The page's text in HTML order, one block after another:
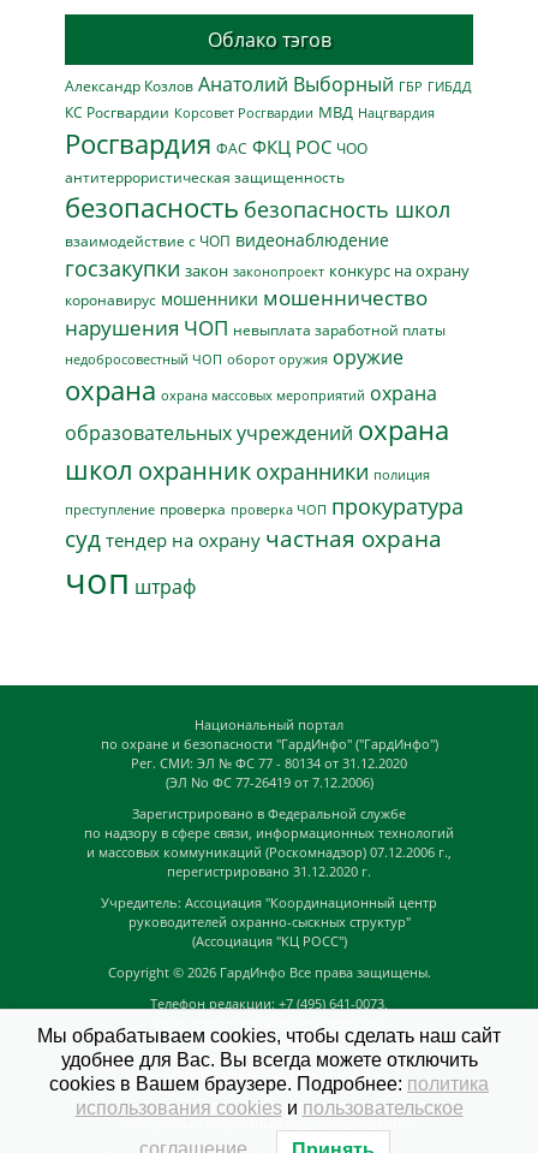
Облако тэгов
Александр Козлов Анатолий Выборный ГБР ГИБДД
КС Росгвардии Корсовет Росгвардии МВД Нацгвардия
Росгвардия ФАС ФКЦ РОС ЧОО
антитеррористическая защищенность
безопасность безопасность школ
взаимодействие с ЧОП видеонаблюдение
госзакупки закон законопроект конкурс на охрану
коронавирус мошенники мошенничество
нарушения ЧОП невыплата заработной платы
недобросовестный ЧОП оборот оружия оружие
охрана охрана массовых мероприятий охрана
образовательных учреждений охрана
школ охранник охранники полиция
преступление проверка проверка ЧОП прокуратура
суд тендер на охрану частная охрана
чоп штраф
Национальный портал
по охране и безопасности "ГардИнфо" ("ГардИнфо")
Рег. СМИ: ЭЛ № ФС 77 - 80134 от 31.12.2020
(ЭЛ No ФС 77-26419 от 7.12.2006)
Зарегистрировано в Федеральной службе
по надзору в сфере связи, информационных технологий
и массовых коммуникаций (Роскомнадзор) 07.12.2006 г.,
перегистрировано 31.12.2020 г.
Учредитель: Ассоциация "Координационный центр
руководителей охранно-сыскных структур"
(Ассоциация "КЦ РОСС")
Copyright © 2026 ГардИнфо Все права защищены.
Телефон редакции: +7 (495) 641-0073,
news@guardinfo.online
Главный редактор: Кузьмин Д.А.
На сайте могут быть размещены
Мы обрабатываем cookies, чтобы сделать наш сайт
удобнее для Вас. Вы всегда можете отключить
cookies в Вашем браузере. Подробнее: политика
использования cookiesи пользовательское